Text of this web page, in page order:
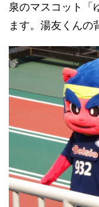
泉のマスコット「
ます。湯友くんの